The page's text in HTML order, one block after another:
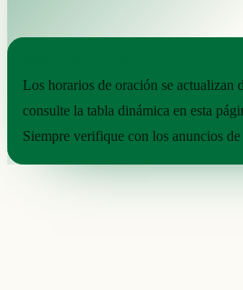
Los horarios de oración se actualizan
consulte la tabla dinámica en esta
Siempre verifique con los anuncios